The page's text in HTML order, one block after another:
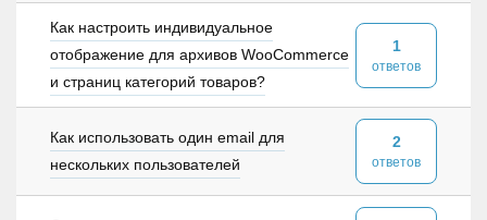
Как настроить индивидуальное
отображение для архивов WooCommerce
и страниц категорий товаров?
1
ответов
Как использовать один email для
нескольких пользователей
2
ответов